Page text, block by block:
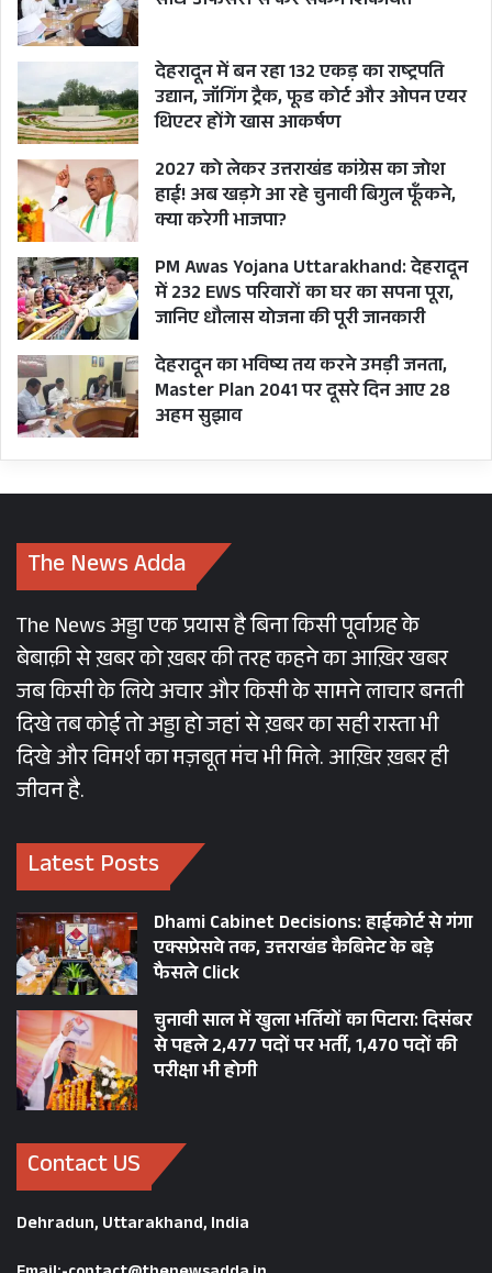
देहरादून में बन रहा 132 एकड़ का राष्ट्रपति
उद्यान, जॉगिंग ट्रैक, फूड कोर्ट और ओपन एयर
थिएटर होंगे खास आकर्षण
2027 को लेकर उत्तराखंड कांग्रेस का जोश
हाई! अब खड़गे आ रहे चुनावी बिगुल फूँकने,
क्या करेगी भाजपा?
PM Awas Yojana Uttarakhand: देहरादून
में 232 EWS परिवारों का घर का सपना पूरा,
जानिए धौलास योजना की पूरी जानकारी
देहरादून का भविष्य तय करने उमड़ी जनता,
Master Plan 2041 पर दूसरे दिन आए 28
अहम सुझाव
The News Adda
The News अड्डा एक प्रयास है बिना किसी पूर्वाग्रह के
बेबाक़ी से ख़बर को ख़बर की तरह कहने का आख़िर खबर
जब किसी के लिये अचार और किसी के सामने लाचार बनती
दिखे तब कोई तो अड्डा हो जहां से ख़बर का सही रास्ता भी
दिखे और विमर्श का मज़बूत मंच भी मिले. आख़िर ख़बर ही
जीवन है.
Latest Posts
Dhami Cabinet Decisions: हाईकोर्ट से गंगा
एक्सप्रेसवे तक, उत्तराखंड कैबिनेट के बड़े
फैसले Click
चुनावी साल में खुला भर्तियों का पिटारा: दिसंबर
से पहले 2,477 पदों पर भर्ती, 1,470 पदों की
परीक्षा भी होगी
Contact US
Dehradun, Uttarakhand, India